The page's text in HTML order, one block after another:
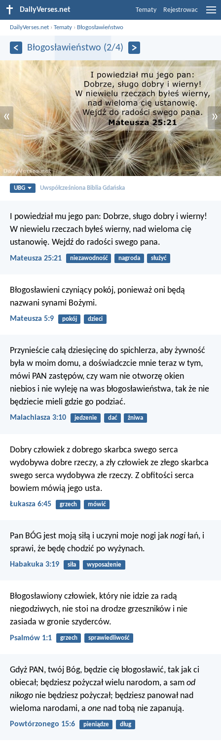
DailyVerses.net Tematy Rejestrowac
DailyVerses.net ›Tematy › Błogosławieństwo
Błogosławieństwo (2/4)
« »
UBG Uwspółcześniona Biblia Gdańska
I powiedział mu jego pan: Dobrze, sługo dobry i wierny!
W niewielu rzeczach byłeś wierny, nad wieloma cię
ustanowię. Wejdź do radości swego pana.
Mateusza 25:21 niezawodność nagroda służyć
Błogosławieni czyniący pokój, ponieważ oni będą
nazwani synami Bożymi.
Mateusza 5:9 pokój dzieci
Przynieście całą dziesięcinę do spichlerza, aby żywność
była w moim domu, a doświadczcie mnie teraz w tym,
mówi PAN zastępów, czy wam nie otworzę okien
niebios i nie wyleję na was błogosławieństwa, tak że nie
będziecie mieli gdzie go podziać.
Malachiasza 3:10 jedzenie dać żniwa
Dobry człowiek z dobrego skarbca swego serca
wydobywa dobre rzeczy, a zły człowiek ze złego skarbca
swego serca wydobywa złe rzeczy. Z obfitości serca
bowiem mówią jego usta.
Łukasza 6:45 grzech mówić
Pan BÓG jest moją siłą i uczyni moje nogi jak nogi łań, i
sprawi, że będę chodzić po wyżynach.
Habakuka 3:19 siła wyposażenie
Błogosławiony człowiek, który nie idzie za radą
niegodziwych, nie stoi na drodze grzeszników i nie
zasiada w gronie szyderców.
Psalmów 1:1 grzech sprawiedliwość
Gdyż PAN, twój Bóg, będzie cię błogosławić, tak jak ci
obiecał; będziesz pożyczał wielu narodom, a sam od
nikogo nie będziesz pożyczał; będziesz panował nad
wieloma narodami, a one nad tobą nie zapanują.
Powtórzonego 15:6 pieniądze dług